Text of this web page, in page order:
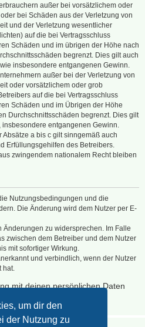
um dir den
der Nutzung zu
außer bei vorsätzlichem oder
bei Schäden aus der Verletzung von
und der Verletzung wesentlicher
auf die bei Vertragsschluss
Schäden und im übrigen der Höhe nach
begrenzt. Dies gilt auch
insbesondere entgangenen Gewinn.
außer bei der Verletzung von
oder vorsätzlichem oder grob
auf die bei Vertragsschluss
Schäden und im Übrigen der Höhe
Durchschnittsschäden begrenzt. Dies gilt
entgangenen Gewinn.
a bis c gilt sinngemäß auch
Erfüllungsgehilfen des Betreibers.
zwingendem nationalem Recht bleiben
Nutzungsbedingungen und die
Die Änderung wird dem Nutzer per E-
Änderungen zu widersprechen. Im Falle
zwischen dem Betreiber und dem Nutzer
mit sofortiger Wirkung.
und verbindlich, wenn der Nutzer
hat.
mit deinen persönlichen Daten